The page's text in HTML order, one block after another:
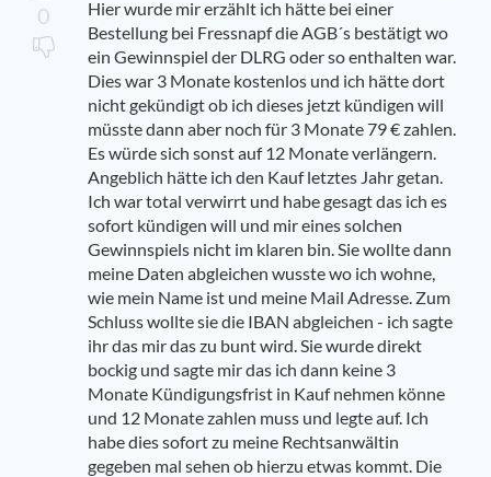
0
Hier wurde mir erzählt ich hätte bei einer
Bestellung bei Fressnapf die AGB´s bestätigt wo
ein Gewinnspiel der DLRG oder so enthalten war.
Dies war 3 Monate kostenlos und ich hätte dort
nicht gekündigt ob ich dieses jetzt kündigen will
müsste dann aber noch für 3 Monate 79 € zahlen.
Es würde sich sonst auf 12 Monate verlängern.
Angeblich hätte ich den Kauf letztes Jahr getan.
Ich war total verwirrt und habe gesagt das ich es
sofort kündigen will und mir eines solchen
Gewinnspiels nicht im klaren bin. Sie wollte dann
meine Daten abgleichen wusste wo ich wohne,
wie mein Name ist und meine Mail Adresse. Zum
Schluss wollte sie die IBAN abgleichen - ich sagte
ihr das mir das zu bunt wird. Sie wurde direkt
bockig und sagte mir das ich dann keine 3
Monate Kündigungsfrist in Kauf nehmen könne
und 12 Monate zahlen muss und legte auf. Ich
habe dies sofort zu meine Rechtsanwältin
gegeben mal sehen ob hierzu etwas kommt. Die